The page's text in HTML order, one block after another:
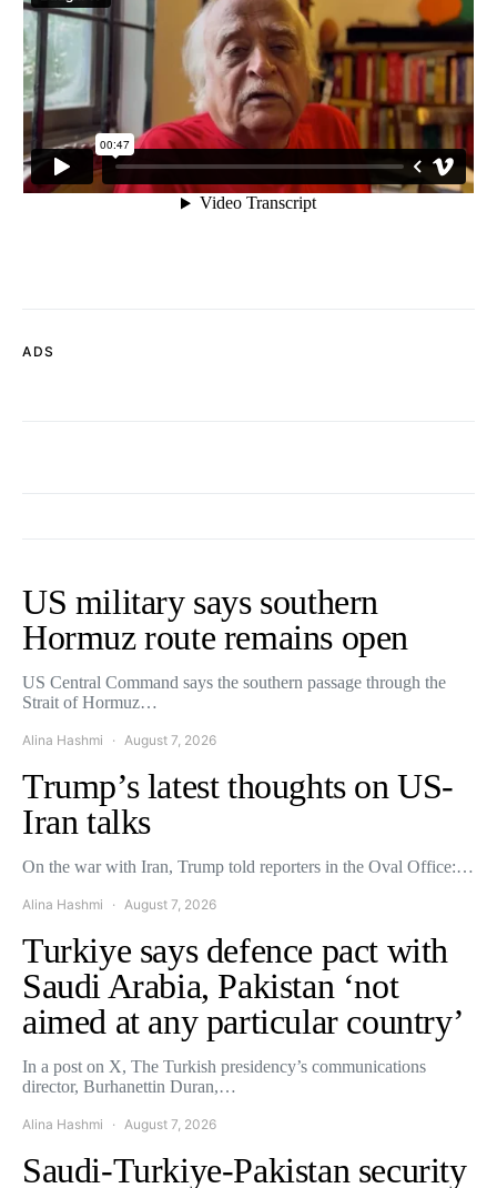
ADS
US military says southern
Hormuz route remains open
US Central Command says the southern passage through the
Strait of Hormuz…
Alina Hashmi August 7, 2026
Trump’s latest thoughts on US-
Iran talks
On the war with Iran, Trump told reporters in the Oval Office:…
Alina Hashmi August 7, 2026
Turkiye says defence pact with
Saudi Arabia, Pakistan ‘not
aimed at any particular country’
In a post on X, The Turkish presidency’s communications
director, Burhanettin Duran,…
Alina Hashmi August 7, 2026
Saudi-Turkiye-Pakistan security